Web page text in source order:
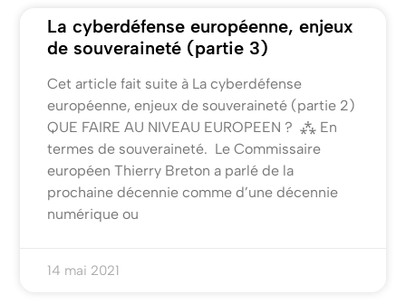
La cyberdéfense européenne, enjeux
de souveraineté (partie 3)
Cet article fait suite à La cyberdéfense
européenne, enjeux de souveraineté (partie 2)
QUE FAIRE AU NIVEAU EUROPEEN ? ⁂ En
termes de souveraineté. Le Commissaire
européen Thierry Breton a parlé de la
prochaine décennie comme d’une décennie
numérique ou
14 mai 2021